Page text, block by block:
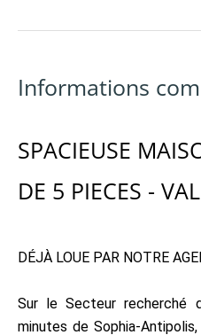
Informations
SPACIEUSE
DE 5 PIECES -
DÉJÀ LOUE PAR NOTRE
Sur le Secteur recherché
minutes de Sophia-